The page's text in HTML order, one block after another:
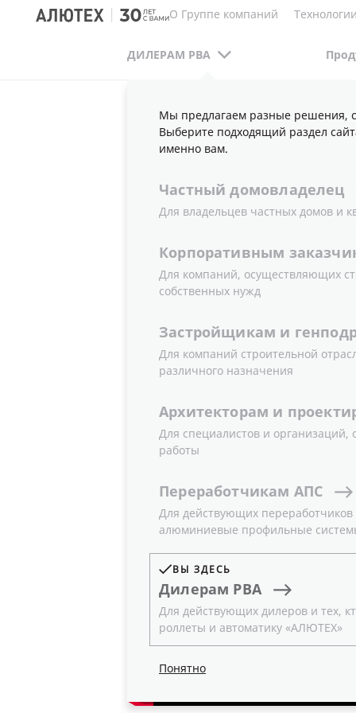
О Группе компаний
ДИЛЕРАМ РВА
Мы предлагаем разные решения,
Выберите подходящий раздел
именно вам.
Частный домовладелец
Для владельцев частных домов и
Корпоративным
Для компаний, осуществляющих
собственных нужд
Застройщикам и
Для компаний строительной
различного назначения
Архитекторам и
Для специалистов и
работы
Переработчикам АПС
Для действующих переработчиков
алюминиевые профильные
ВЫ ЗДЕСЬ
Дилерам РВА
Для действующих дилеров и тех,
роллеты и автоматику «АЛЮТЕХ»
Понятно
ДИЛЕРАМ РВА ПУБЛИКАЦИИ ВИДЕО
НОВАЯ
Представляем вашему вниманию
программирования
максимально простым и
обеспечения качественной и